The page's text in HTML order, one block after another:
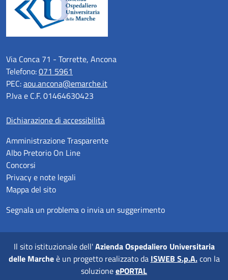
Via Conca 71 - Torrette, Ancona
Telefono:071 5961
PEC:aou.ancona@emarche.it
P.Iva e C.F. 01464630423
Dichiarazione di accessibilità
Amministrazione Trasparente
Albo Pretorio On Line
Concorsi
Privacy e note legali
Mappa del sito
Segnala un problema o invia un suggerimento
Il sito istituzionale dell'Azienda Ospedaliero Universitaria
delle Marcheè un progetto realizzato da ISWEB S.p.A.con la
soluzioneePORTAL